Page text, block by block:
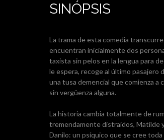
SINÓPSIS
La trama de esta comedia
encuentran inicialmente dos
taxista sin pelos en la lengua para
le espera, recoge al último pasajero
una tusa demencial que comienza a
sin vergüenza alguna.
La historia cambia totalmente de
tremendamente distraídos, Matilde
Danilo: un psíquico que se cree